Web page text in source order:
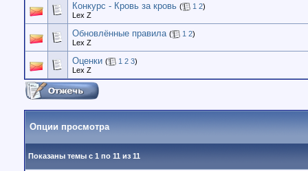
Конкурс - Кровь за кровь ( 1 2)
Lex Z
Обновлённые правила ( 1 2)
Lex Z
Оценки ( 1 2 3)
Lex Z
Опции просмотра
Показаны темы с 1 по 11 из 11